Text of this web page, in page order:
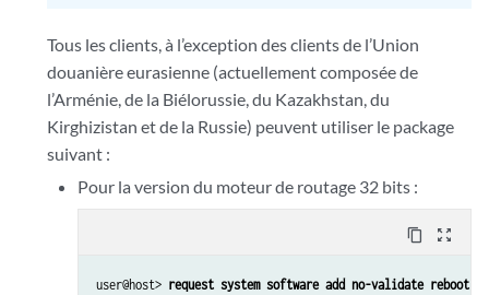
Tous les clients, à l’exception des clients de l’Union
douanière eurasienne (actuellement composée de
l’Arménie, de la Biélorussie, du Kazakhstan, du
Kirghizistan et de la Russie) peuvent utiliser le package
suivant :
Pour la version du moteur de routage 32 bits :
content_copy zoom_out_map
user@host> request system software add no-validate reboot